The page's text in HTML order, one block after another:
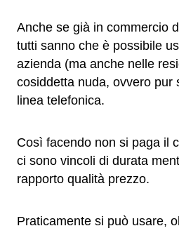
Anche se già in commercio
tutti sanno che è possibile
azienda (ma anche nelle
cosiddetta nuda, ovvero pur
linea telefonica.
Così facendo non si paga il
ci sono vincoli di durata
rapporto qualità prezzo.
Praticamente si può usare,